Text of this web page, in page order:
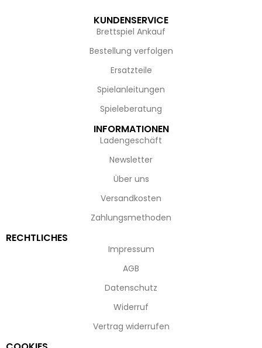
KUNDENSERVICE
Brettspiel Ankauf
Bestellung verfolgen
Ersatzteile
Spielanleitungen
Spieleberatung
INFORMATIONEN
Ladengeschäft
Newsletter
Über uns
Versandkosten
Zahlungsmethoden
RECHTLICHES
Impressum
AGB
Datenschutz
Widerruf
Vertrag widerrufen